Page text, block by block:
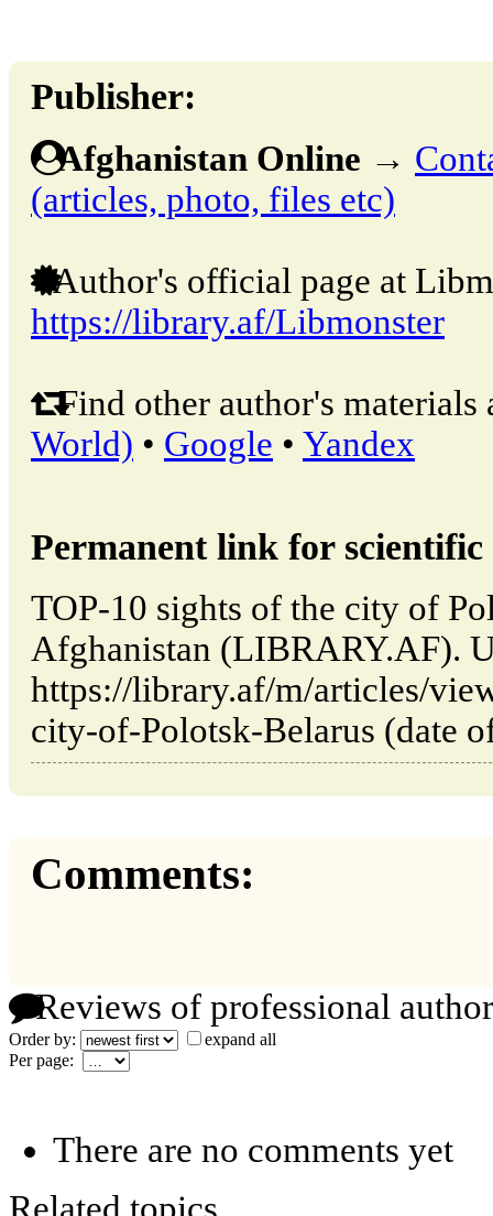
Publisher:
Afghanistan Online →
(articles, photo, files etc)
Author's official page at
https://library.af/Libmonster
Find other author's materials
World) • Google • Yandex
Permanent link for
TOP-10 sights of the city of
Afghanistan (LIBRARY.AF).
https://library.af/m/articles/
city-of-Polotsk-Belarus (date
Comments:
Reviews of professional
Order by:
expand all
Per page:
There are no comments yet
Related topics